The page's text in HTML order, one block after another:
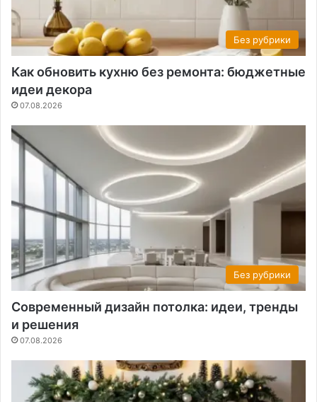
Без рубрики
Как обновить кухню без ремонта: бюджетные
идеи декора
07.08.2026
Без рубрики
Современный дизайн потолка: идеи, тренды
и решения
07.08.2026